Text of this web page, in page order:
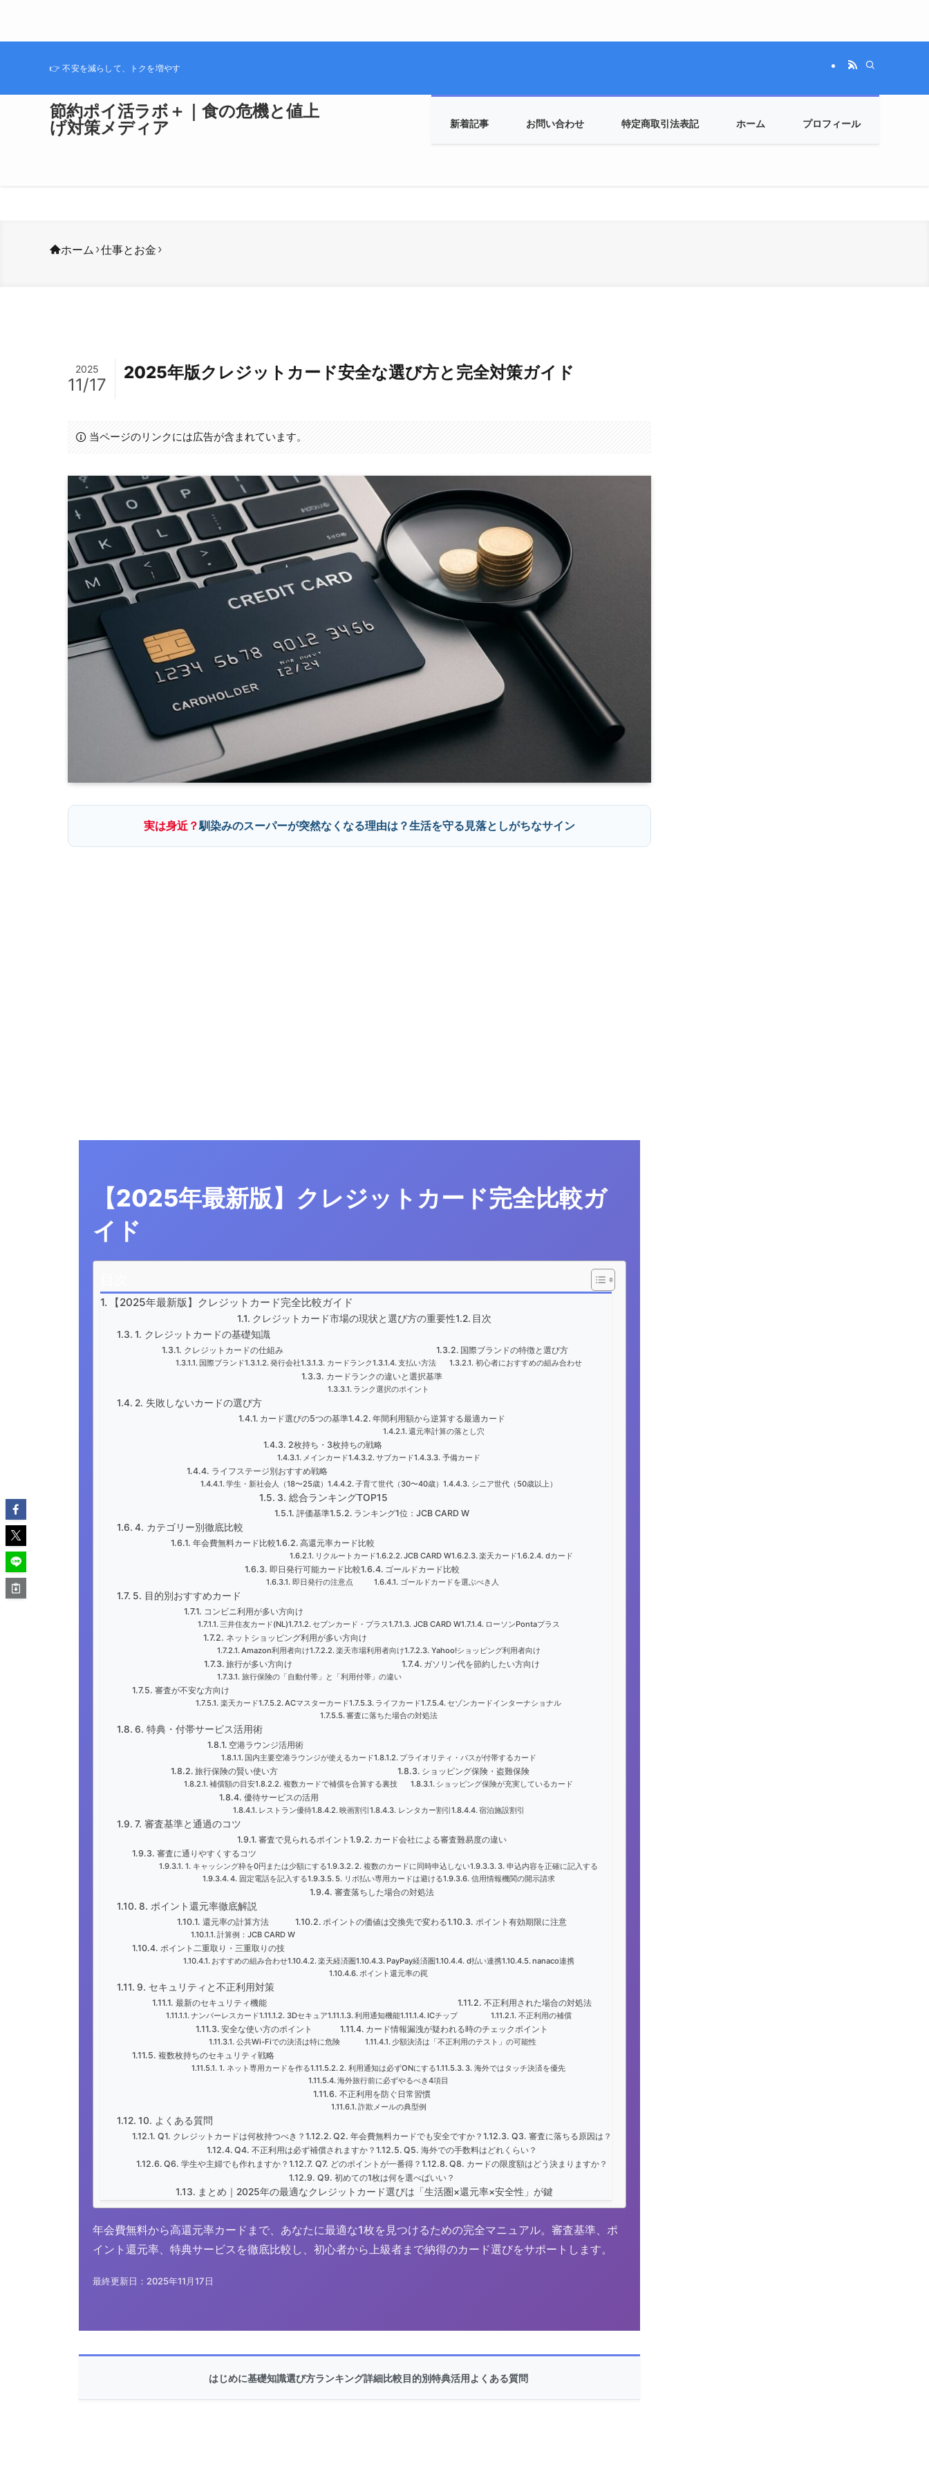
👉 不安を減らして、トクを増やす
節約ポイ活ラボ＋｜食の危機と値上
げ対策メディア
新着記事 お問い合わせ 特定商取引法表記 ホーム プロフィール
ホーム 仕事とお金
2025年版クレジットカード安全な選び方と完全対策ガイド
2025
11/17
当ページのリンクには広告が含まれています。
実は身近？馴染みのスーパーが突然なくなる理由は？生活を守る見落としがちなサイン
【2025年最新版】クレジットカード完全比較ガ
イド
【2025年最新版】クレジットカード完全比較ガイド
クレジットカード市場の現状と選び方の重要性
目次
1. クレジットカードの基礎知識
クレジットカードの仕組み
国際ブランド 発行会社 カードランク 支払い方法
国際ブランドの特徴と選び方
初心者におすすめの組み合わせ
カードランクの違いと選択基準
ランク選択のポイント
2. 失敗しないカードの選び方
カード選びの5つの基準 年間利用額から逆算する最適カード
還元率計算の落とし穴
2枚持ち・3枚持ちの戦略
メインカード サブカード 予備カード
ライフステージ別おすすめ戦略
学生・新社会人（18〜25歳） 子育て世代（30〜40歳） シニア世代（50歳以上）
3. 総合ランキングTOP15
評価基準 ランキング1位：JCB CARD W
4. カテゴリー別徹底比較
年会費無料カード比較 高還元率カード比較
リクルートカード JCB CARD W 楽天カード dカード
即日発行可能カード比較
即日発行の注意点
ゴールドカード比較
ゴールドカードを選ぶべき人
5. 目的別おすすめカード
コンビニ利用が多い方向け
三井住友カード(NL) セブンカード・プラス JCB CARD W ローソンPontaプラス
ネットショッピング利用が多い方向け
Amazon利用者向け 楽天市場利用者向け Yahoo!ショッピング利用者向け
旅行が多い方向け
旅行保険の「自動付帯」と「利用付帯」の違い
ガソリン代を節約したい方向け
審査が不安な方向け
楽天カード ACマスターカード ライフカード
セゾンカードインターナショナル
審査に落ちた場合の対処法
6. 特典・付帯サービス活用術
空港ラウンジ活用術
国内主要空港ラウンジが使えるカード プライオリティ・パスが付帯するカード
旅行保険の賢い使い方
補償額の目安 複数カードで補償を合算する裏技
ショッピング保険・盗難保険
ショッピング保険が充実しているカード
優待サービスの活用
レストラン優待 映画割引 レンタカー割引 宿泊施設割引
7. 審査基準と通過のコツ
審査で見られるポイント
カード会社による審査難易度の違い
審査に通りやすくするコツ
1. キャッシング枠を0円または少額にする 2. 複数のカードに同時申込しない
3. 申込内容を正確に記入する
4. 固定電話を記入する
5. リボ払い専用カードは避ける 信用情報機関の開示請求
審査落ちした場合の対処法
8. ポイント還元率徹底解説
還元率の計算方法
計算例：JCB CARD W
ポイントの価値は交換先で変わる ポイント有効期限に注意
ポイント二重取り・三重取りの技
おすすめの組み合わせ 楽天経済圏 PayPay経済圏 d払い連携
nanaco連携
ポイント還元率の罠
9. セキュリティと不正利用対策
最新のセキュリティ機能
ナンバーレスカード 3Dセキュア 利用通知機能 ICチップ
不正利用された場合の対処法
不正利用の補償
安全な使い方のポイント
公共Wi-Fiでの決済は特に危険
カード情報漏洩が疑われる時のチェックポイント
少額決済は「不正利用のテスト」の可能性
複数枚持ちのセキュリティ戦略
1. ネット専用カードを作る 2. 利用通知は必ずONにする
3. 海外ではタッチ決済を優先
海外旅行前に必ずやるべき4項目
不正利用を防ぐ日常習慣
詐欺メールの典型例
10. よくある質問
Q1. クレジットカードは何枚持つべき？ Q2. 年会費無料カードでも安全ですか？
Q3. 審査に落ちる原因は？
Q4. 不正利用は必ず補償されますか？
Q5. 海外での手数料はどれくらい？
Q6. 学生や主婦でも作れますか？
Q7. どのポイントが一番得？
Q8. カードの限度額はどう決まりますか？
Q9. 初めての1枚は何を選べばいい？
まとめ｜2025年の最適なクレジットカード選びは「生活圏×還元率×安全性」が鍵
年会費無料から高還元率カードまで、あなたに最適な1枚を見つけるための完全マニュアル。審査基準、ポ
イント還元率、特典サービスを徹底比較し、初心者から上級者まで納得のカード選びをサポートします。
最終更新日：2025年11月17日
はじめに基礎知識選び方ランキング詳細比較目的別特典活用よくある質問